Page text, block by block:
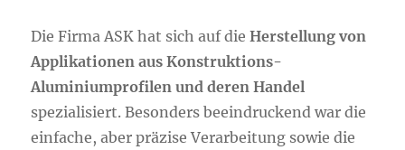
Die Firma ASK hat sich auf dieHerstellung von
Applikationen aus Konstruktions-
Aluminiumprofilen und deren Handel
spezialisiert. Besonders beeindruckend war die
einfache, aber präzise Verarbeitung sowie die